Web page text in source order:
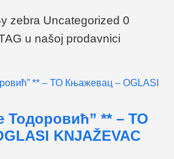
zebra Uncategorized 0
u našoj prodavnici
Тодоровић” ** – ТО
KNJAŽEVAC